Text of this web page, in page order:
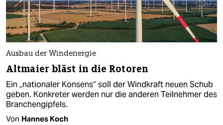
Ausbau der Windenergie
Altmaier bläst in die Rotoren
Ein „nationaler Konsens“ soll der Windkraft neuen Schub
geben. Konkreter werden nur die anderen Teilnehmer des
Branchengipfels.
Von Hannes Koch